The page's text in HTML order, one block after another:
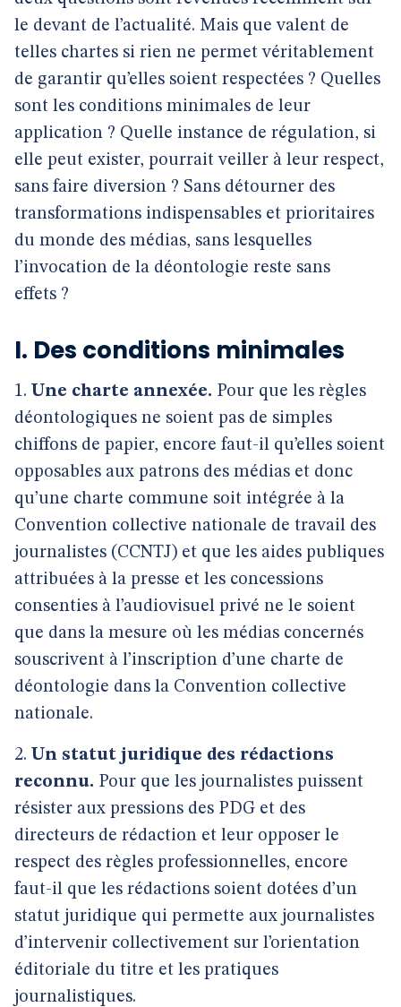
le devant de l’actualité. Mais que valent de
telles chartes si rien ne permet véritablement
de garantir qu’elles soient respectées ? Quelles
sont les conditions minimales de leur
application ? Quelle instance de régulation, si
elle peut exister, pourrait veiller à leur respect,
sans faire diversion ? Sans détourner des
transformations indispensables et prioritaires
du monde des médias, sans lesquelles
l’invocation de la déontologie reste sans
effets ?
I. Des conditions minimales
1. Une charte annexée. Pour que les règles
déontologiques ne soient pas de simples
chiffons de papier, encore faut-il qu’elles soient
opposables aux patrons des médias et donc
qu’une charte commune soit intégrée à la
Convention collective nationale de travail des
journalistes (CCNTJ) et que les aides publiques
attribuées à la presse et les concessions
consenties à l’audiovisuel privé ne le soient
que dans la mesure où les médias concernés
souscrivent à l’inscription d’une charte de
déontologie dans la Convention collective
nationale.
2. Un statut juridique des rédactions
reconnu. Pour que les journalistes puissent
résister aux pressions des PDG et des
directeurs de rédaction et leur opposer le
respect des règles professionnelles, encore
faut-il que les rédactions soient dotées d’un
statut juridique qui permette aux journalistes
d’intervenir collectivement sur l’orientation
éditoriale du titre et les pratiques
journalistiques.